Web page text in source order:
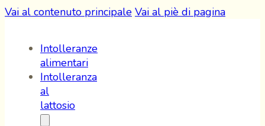
Vai al contenuto principale Vai al piè di pagina
Intolleranze
alimentari
Intolleranza
al
lattosio